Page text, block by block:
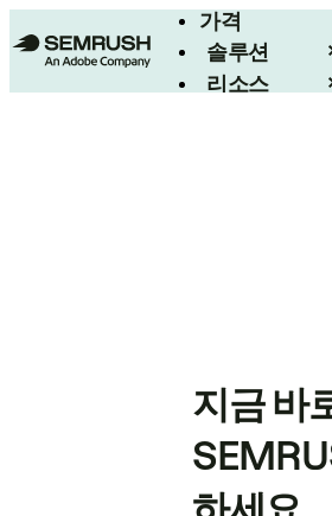
가격
솔루션
리소스
지금 바